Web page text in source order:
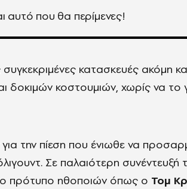
αυτό που θα περίμενες!
κατασκευές ακόμη
δοκιμών κοστουμιών, χωρίς να το
την πίεση που ένιωθε να
Σε παλαιότερη συνέντευξή
πρότυπο ηθοποιών όπως ο Τομ